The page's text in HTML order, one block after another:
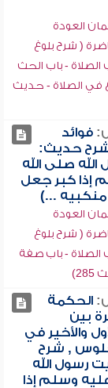
العودة
( شرح بلوغ
الصلاة - باب الحث
في الصلاة - حديث
فوائد
حديث:
الله صلى الله
إذا كبر جعل
...)
العودة
( شرح بلوغ
الصلاة - باب صفة
الحكمة
بين
والأخير في
, شرح
رسول الله
وسلم إذا